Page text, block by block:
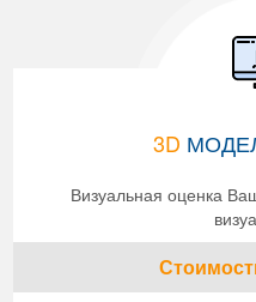
3D
Визуальная оценка